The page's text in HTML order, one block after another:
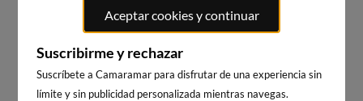
Aceptar cookies y continuar
Suscribirme y rechazar
Suscríbete a Camaramar para disfrutar de una experiencia sin
límite y sin publicidad personalizada mientras navegas.